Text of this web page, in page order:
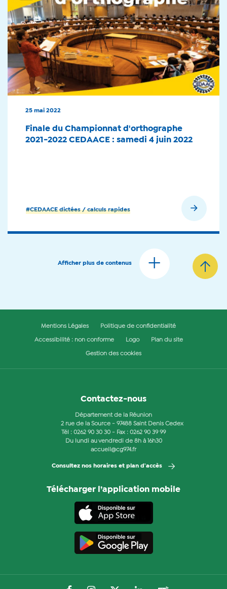
#CEDAACE dictées / calculs rapides
25 mai 2022
Finale du Championnat d'orthographe
2021-2022 CEDAACE : samedi 4 juin 2022
Afficher plus de contenus
Mentions Légales Politique de confidentialité
Accessibilité : non conforme Logo Plan du site
Gestion des cookies
Contactez-nous
Département de la Réunion
2 rue de la Source - 97488 Saint Denis Cedex
Tél : 0262 90 30 30 - Fax : 0262 90 39 99
Du lundi au vendredi de 8h à 16h30
accueil@cg974.fr
Consultez nos horaires et plan d'accès
Télécharger l’application mobile